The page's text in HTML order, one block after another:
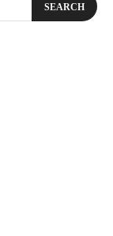
SEARCH